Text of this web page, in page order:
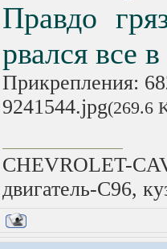
Правдо
рвался все
Прикрепления:
9241544.jpg(269.6
CHEVROLET-
двигатель-C96,